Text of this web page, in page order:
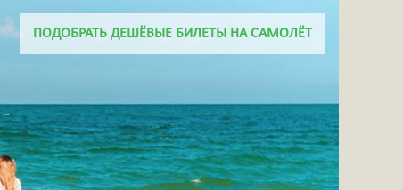
+7 918 656 46 06
ПОДОБРАТЬ ДЕШЁВЫЕ БИЛЕТЫ НА САМОЛЁТ